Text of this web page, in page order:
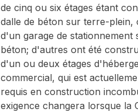
de cinq ou six étages étant
dalle de béton sur terre-plein,
d'un garage de stationnement
béton; d'autres ont été
d'un ou deux étages
commercial, qui est
requis en construction
exigence changera lorsque la